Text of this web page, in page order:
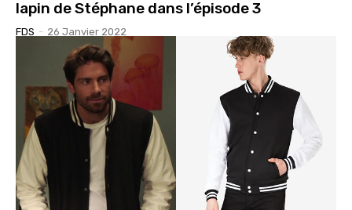
lapin de Stéphane dans l’épisode 3
FDS - 26 Janvier 2022